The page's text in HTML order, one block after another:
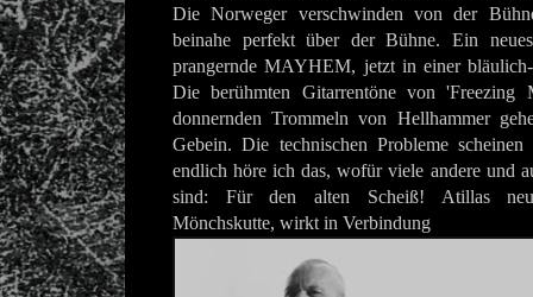
Die Norweger verschwinden von der
beinahe perfekt über der Bühne. Ein
prangernde MAYHEM, jetzt in einer
Die berühmten Gitarrentöne von 'Freezing
donnernden Trommeln von Hellhammer
Gebein. Die technischen Probleme
endlich höre ich das, wofür viele andere und
sind: Für den alten Scheiß! Atillas
Mönchskutte, wirkt in Verbindung